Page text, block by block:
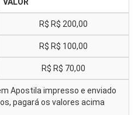
VALOR
R$ R$ 200,00
R$ R$ 100,00
R$ R$ 70,00
Apostila impresso e enviado
pagará os valores acima